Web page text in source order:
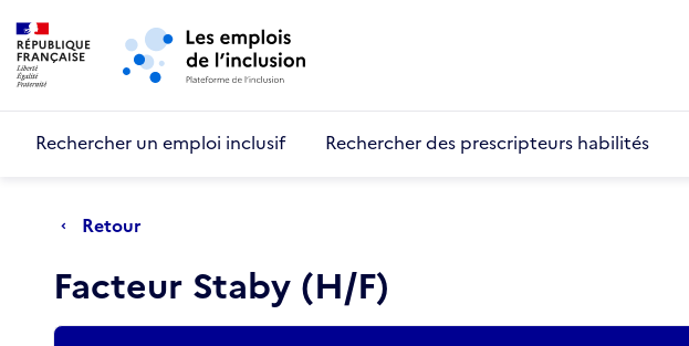
Aller au menu principal
Rechercher un emploi inclusif Rechercher des prescripteurs habilités
Retour
Facteur Staby (H/F)